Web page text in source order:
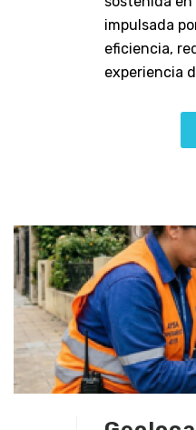
impulsada
eficiencia,
experiencia